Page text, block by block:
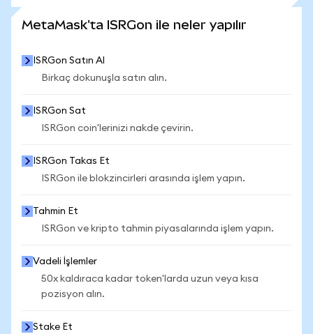
MetaMask'ta ISRGon ile neler yapılır
ISRGon Satın Al
Birkaç dokunuşla satın alın.
ISRGon Sat
ISRGon coin'lerinizi nakde çevirin.
ISRGon Takas Et
ISRGon ile blokzincirleri arasında işlem yapın.
Tahmin Et
ISRGon ve kripto tahmin piyasalarında işlem yapın.
Vadeli İşlemler
50x kaldıraca kadar token'larda uzun veya kısa
pozisyon alın.
Stake Et